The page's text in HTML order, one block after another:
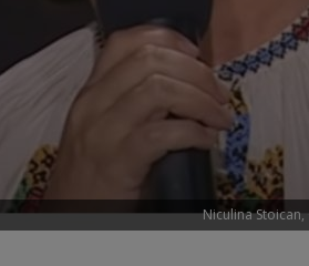
Niculina